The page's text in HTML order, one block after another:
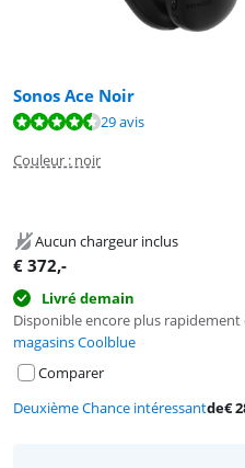
Sonos Ace Noir
La note est de 8,9 sur 10, basée sur
29 avis
Couleur : noir
Aucun chargeur inclus
€ 372,-
Livré demain
Disponible encore plus rapidement
magasins Coolblue
Comparer
Deuxième Chance intéressantde€